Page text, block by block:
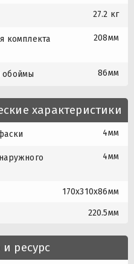
27.2 кг
комплекта
208мм
86мм
характеристики
4мм
4мм
170x310x86мм
220.5мм
и ресурс